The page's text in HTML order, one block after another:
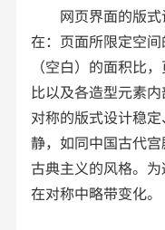
网页界面的版式
在：页面所限定空
（空白）的面积比
比以及各造型元素
对称的版式设计稳
静，如同中国古代
古典主义的风格。
在对称中略带变化。